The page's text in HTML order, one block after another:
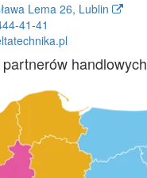
Lema 26, Lublin
41-41
partnerów handlowych